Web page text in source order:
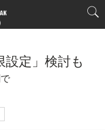
設定」検討も